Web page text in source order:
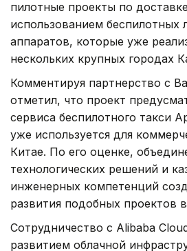
пилотные проекты по
использованием беспилотных
аппаратов, которые уже
нескольких крупных городах
Комментируя партнерство с
отметил, что проект
сервиса беспилотного такси
уже используется для
Китае. По его оценке,
технологических решений и
инженерных компетенций
развития подобных проектов
Сотрудничество с Alibaba
развитием облачной